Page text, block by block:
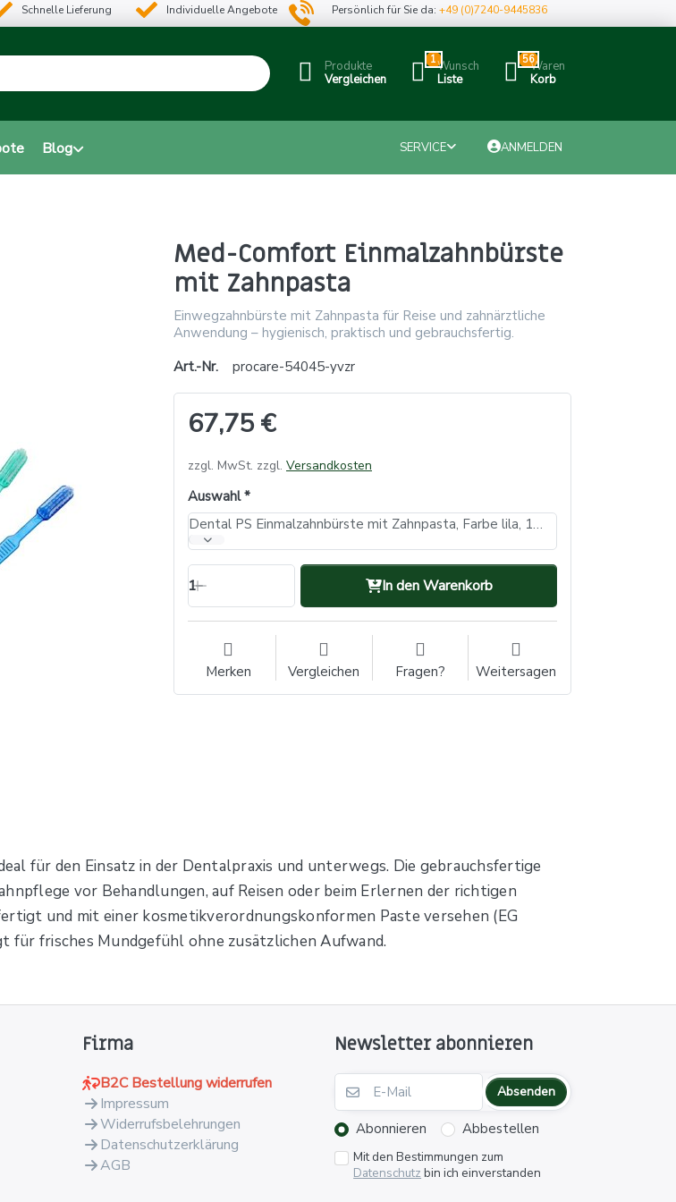
Schnelle Lieferung Individuelle Angebote Persönlich für Sie da:+49 (0)7240-9445836
Produkte
Vergleichen
1Wunsch
Liste
56Waren
Korb
Blog SERVICE ANMELDEN
Med-Comfort Einmalzahnbürste
mit Zahnpasta
Einwegzahnbürste mit Zahnpasta für Reise und zahnärztliche
Anwendung – hygienisch, praktisch und gebrauchsfertig.
Art.-Nr.
procare-54045-yvzr
67,75 €
zzgl. MwSt. zzgl. Versandkosten
Auswahl
Dental PS Einmalzahnbürste mit Zahnpasta, Farbe lila, 15 x 2,6 cm, Med-Comfort (VE: 10, Inhalt: 100 Stück)
1 In den Warenkorb
Merken Vergleichen Fragen? Weitersagen
für den Einsatz in der Dentalpraxis und unterwegs. Die gebrauchsfertige
vor Behandlungen, auf Reisen oder beim Erlernen der richtigen
und mit einer kosmetikverordnungskonformen Paste versehen (EG
für frisches Mundgefühl ohne zusätzlichen Aufwand.
Firma
B2C Bestellung widerrufen
Impressum
Widerrufsbelehrungen
Datenschutzerklärung
AGB
Newsletter abonnieren
Absenden
Abonnieren Abbestellen
Mit den Bestimmungen zum
Datenschutz bin ich einverstanden